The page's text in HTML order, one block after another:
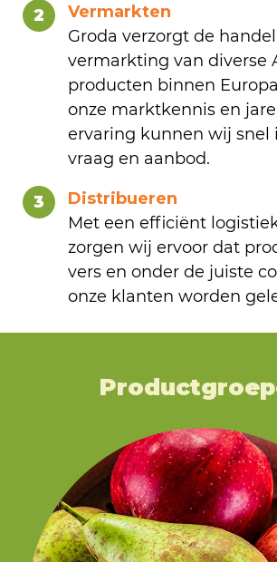
2
Vermarkten
Groda verzorgt de
vermarkting van diverse
producten binnen
onze marktkennis en
ervaring kunnen wij snel
vraag en aanbod.
3
Distribueren
Met een efficiënt
zorgen wij ervoor dat
vers en onder de juiste
onze klanten worden